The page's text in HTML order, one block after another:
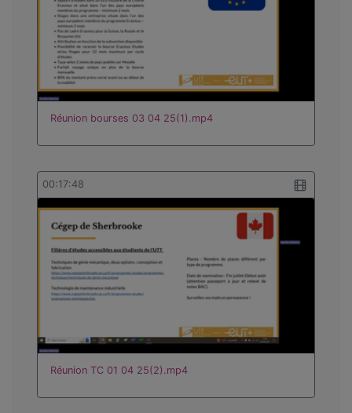
Réunion bourses 03 04 25(1).mp4
00:17:48
Réunion TC 01 04 25(2).mp4